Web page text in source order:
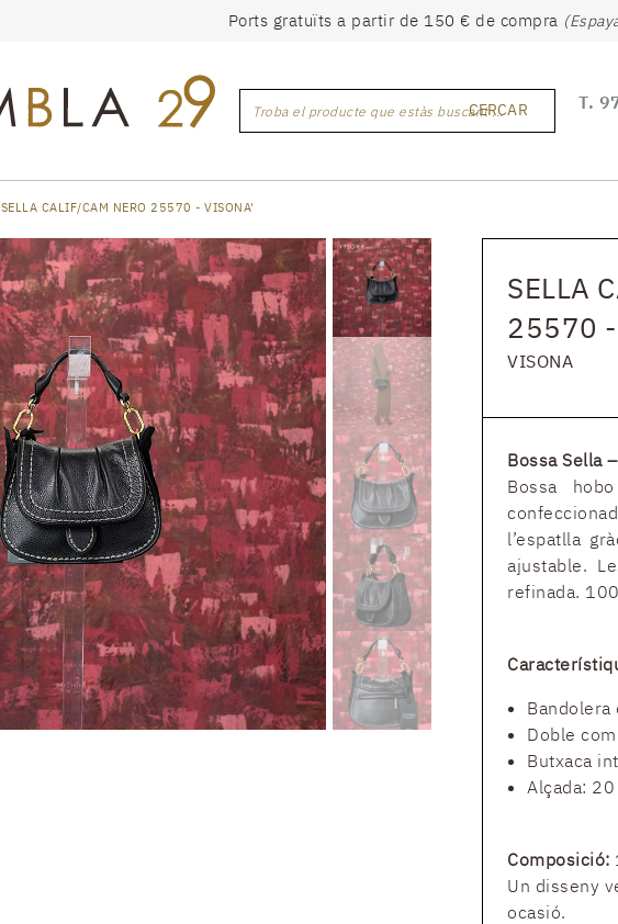
Ports gratuïts a partir de 150 € de compra
Troba el producte que estàs buscant ...
CERCAR T.
SELLA CALIF/CAM NERO 25570 - VISONA'
SELLA
25570 -
VISONA
Bossa Sella
Bossa
l’espatlla
ajustable.
refinada.
Doble
Butxaca
Alçada:
Composició:
Un disseny
ocasió.